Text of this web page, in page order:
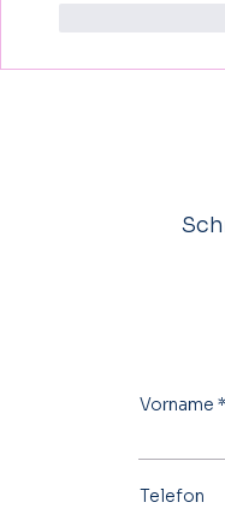
Vorname
Telefon